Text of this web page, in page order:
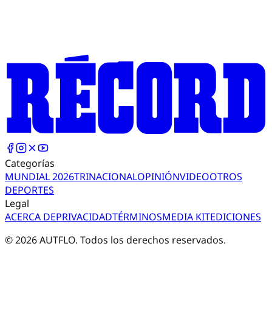
Categorías
MUNDIAL 2026TRINACIONALOPINIÓNVIDEOOTROS
DEPORTES
Legal
ACERCA DEPRIVACIDADTÉRMINOSMEDIA KITEDICIONES
©2026AUTFLO. Todos los derechos reservados.